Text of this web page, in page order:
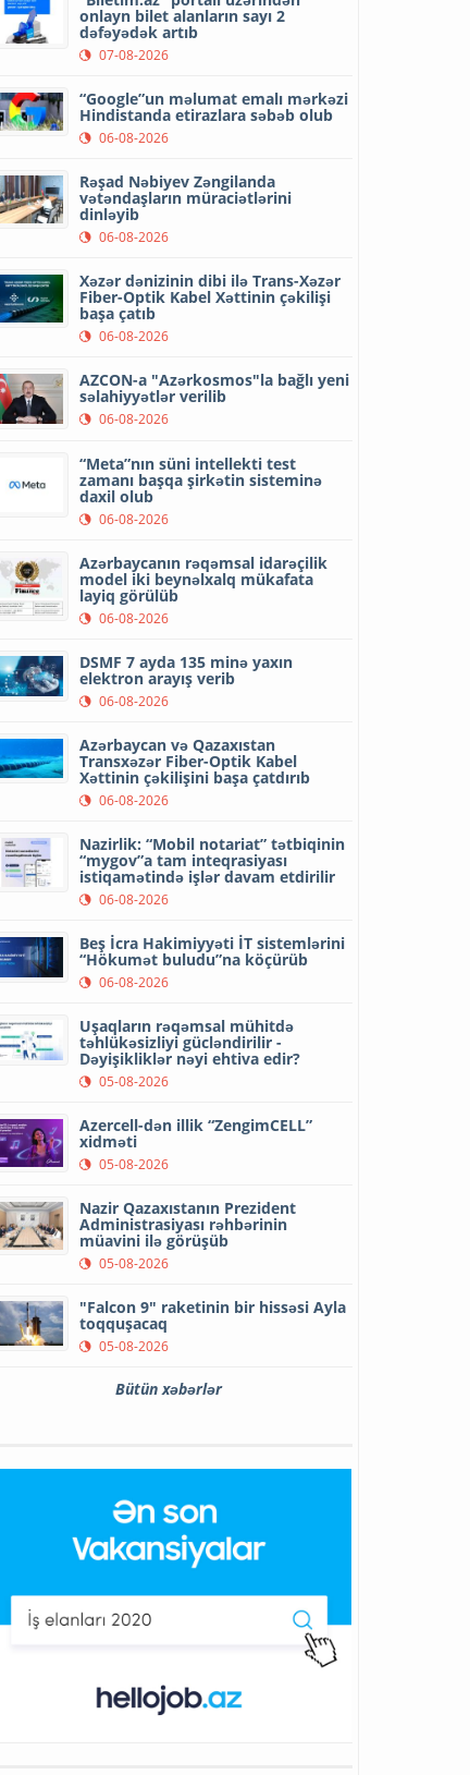
onlayn bilet alanların sayı 2
dəfəyədək artıb
07-08-2026
“Google”un məlumat emalı mərkəzi
Hindistanda etirazlara səbəb olub
06-08-2026
Rəşad Nəbiyev Zəngilanda
vətəndaşların müraciətlərini
dinləyib
06-08-2026
Xəzər dənizinin dibi ilə Trans-Xəzər
Fiber-Optik Kabel Xəttinin çəkilişi
başa çatıb
06-08-2026
AZCON-a "Azərkosmos"la bağlı yeni
səlahiyyətlər verilib
06-08-2026
“Meta”nın süni intellekti test
zamanı başqa şirkətin sisteminə
daxil olub
06-08-2026
Azərbaycanın rəqəmsal idarəçilik
model iki beynəlxalq mükafata
layiq görülüb
06-08-2026
DSMF 7 ayda 135 minə yaxın
elektron arayış verib
06-08-2026
Azərbaycan və Qazaxıstan
Transxəzər Fiber-Optik Kabel
Xəttinin çəkilişini başa çatdırıb
06-08-2026
Nazirlik: “Mobil notariat” tətbiqinin
“mygov”a tam inteqrasiyası
istiqamətində işlər davam etdirilir
06-08-2026
Beş İcra Hakimiyyəti İT sistemlərini
“Hökumət buludu”na köçürüb
06-08-2026
Uşaqların rəqəmsal mühitdə
təhlükəsizliyi gücləndirilir -
Dəyişikliklər nəyi ehtiva edir?
05-08-2026
Azercell-dən illik “ZengimCELL”
xidməti
05-08-2026
Nazir Qazaxıstanın Prezident
Administrasiyası rəhbərinin
müavini ilə görüşüb
05-08-2026
"Falcon 9" raketinin bir hissəsi Ayla
toqquşacaq
05-08-2026
Bütün xəbərlər